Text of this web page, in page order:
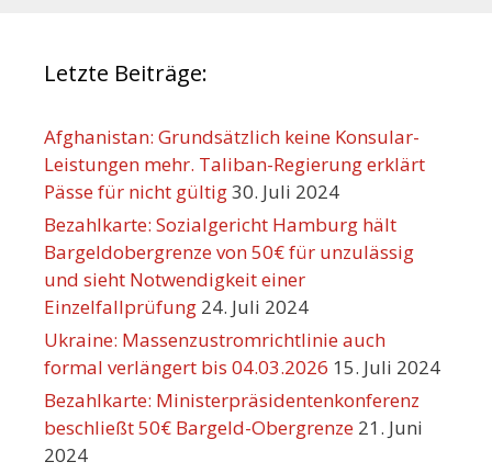
Letzte Beiträge:
Afghanistan: Grundsätzlich keine Konsular-
Leistungen mehr. Taliban-Regierung erklärt
Pässe für nicht gültig30. Juli 2024
Bezahlkarte: Sozialgericht Hamburg hält
Bargeldobergrenze von 50€ für unzulässig
und sieht Notwendigkeit einer
Einzelfallprüfung 24. Juli 2024
Ukraine: Massenzustromrichtlinie auch
formal verlängert bis 04.03.2026 15. Juli 2024
Bezahlkarte: Ministerpräsidentenkonferenz
beschließt 50€ Bargeld-Obergrenze 21. Juni
2024